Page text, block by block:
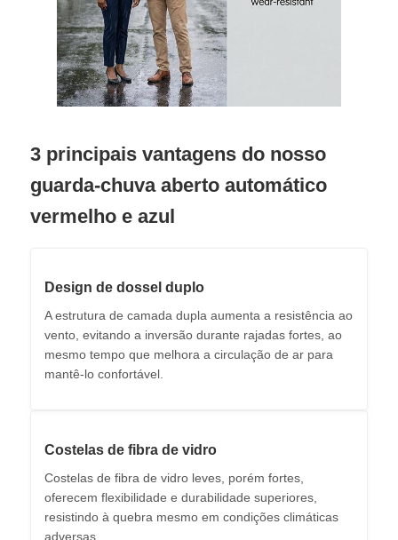
Todos os casos
Pedir um orçamento
Guarda-chuvas de caminhada
Guarda-chuvas à prova de vento
Umbrilhões invertidos
Umbrilhões de madeira
3 principais vantagens do nosso
guarda-chuva aberto automático
vermelho e azul
Design de dossel duplo
A estrutura de camada dupla aumenta a resistência ao
vento, evitando a inversão durante rajadas fortes, ao
mesmo tempo que melhora a circulação de ar para
mantê-lo confortável.
Costelas de fibra de vidro
Costelas de fibra de vidro leves, porém fortes,
oferecem flexibilidade e durabilidade superiores,
resistindo à quebra mesmo em condições climáticas
adversas.